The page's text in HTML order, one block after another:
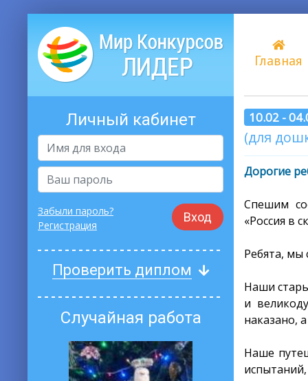
Главная
Личный кабинет
Вход
Забыли пароль?
Регистрация
Проверить диплом
Случайная работа
10.02 -
(для
Дорогие
Спешим
«Россия в
Ребята,
Наши
и
наказано,
Наше